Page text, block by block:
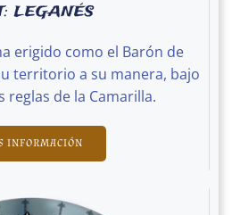
LEGANÉS
erigido como el Barón de
territorio a su manera, bajo
reglas de la Camarilla.
INFORMACIÓN